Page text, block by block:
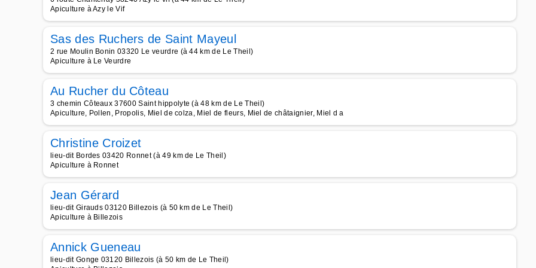
Apiculture à Azy le Vif
Sas des Ruchers de Saint Mayeul
2 rue Moulin Bonin 03320 Le veurdre (à 44 km de Le Theil)
Apiculture à Le Veurdre
Au Rucher du Côteau
3 chemin Côteaux 37600 Saint hippolyte (à 48 km de Le Theil)
Apiculture, Pollen, Propolis, Miel de colza, Miel de fleurs, Miel de châtaignier, Miel d a
Christine Croizet
lieu-dit Bordes 03420 Ronnet (à 49 km de Le Theil)
Apiculture à Ronnet
Jean Gérard
lieu-dit Girauds 03120 Billezois (à 50 km de Le Theil)
Apiculture à Billezois
Annick Gueneau
lieu-dit Gonge 03120 Billezois (à 50 km de Le Theil)